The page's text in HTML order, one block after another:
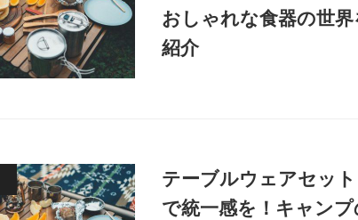
おしゃれな食器の世界
紹介
テーブルウェアセット
で統一感を！キャンプ